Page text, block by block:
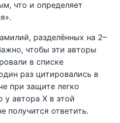
что и определяет
разделённых на 2–
чтобы эти авторы
в списке
раз цитировались в
при защите легко
у автора X в этой
получится ответить.